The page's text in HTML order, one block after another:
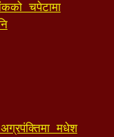
चपेटामा
मधेश